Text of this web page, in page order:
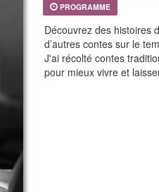
PROGRAMME
Découvrez des histoires
d’autres contes sur le
J'ai récolté contes
pour mieux vivre et